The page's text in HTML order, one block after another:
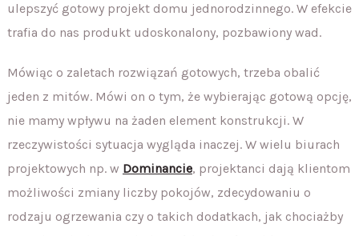
ulepszyć gotowy projekt domu jednorodzinnego. W efekcie
trafia do nas produkt udoskonalony, pozbawiony wad.
Mówiąc o zaletach rozwiązań gotowych, trzeba obalić
jeden z mitów. Mówi on o tym, że wybierając gotową opcję,
nie mamy wpływu na żaden element konstrukcji. W
rzeczywistości sytuacja wygląda inaczej. W wielu biurach
projektowych np. w Dominancie, projektanci dają klientom
możliwości zmiany liczby pokojów, zdecydowaniu o
rodzaju ogrzewania czy o takich dodatkach, jak chociażby